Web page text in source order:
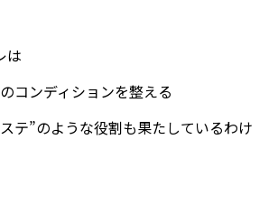
は
コンディションを整える
テ”のような役割も果たしているわけ